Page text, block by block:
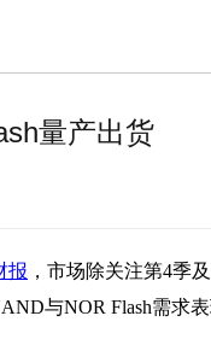
量产出货
报 ，市场除关注第4季
与NOR Flash需求